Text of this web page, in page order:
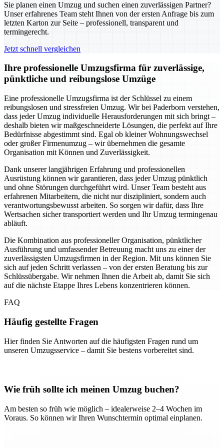
Sie planen einen Umzug und suchen einen zuverlässigen Partner?
Unser erfahrenes Team steht Ihnen von der ersten Anfrage bis zum
letzten Karton zur Seite – professionell, transparent und
termingerecht.
Jetzt schnell vergleichen
Ihre professionelle Umzugsfirma für zuverlässige,
pünktliche und reibungslose Umzüge
Eine professionelle Umzugsfirma ist der Schlüssel zu einem
reibungslosen und stressfreien Umzug. Wir bei Paderborn verstehen,
dass jeder Umzug individuelle Herausforderungen mit sich bringt –
deshalb bieten wir maßgeschneiderte Lösungen, die perfekt auf Ihre
Bedürfnisse abgestimmt sind. Egal ob kleiner Wohnungswechsel
oder großer Firmenumzug – wir übernehmen die gesamte
Organisation mit Können und Zuverlässigkeit.
Dank unserer langjährigen Erfahrung und professionellen
Ausrüstung können wir garantieren, dass jeder Umzug pünktlich
und ohne Störungen durchgeführt wird. Unser Team besteht aus
erfahrenen Mitarbeitern, die nicht nur diszipliniert, sondern auch
verantwortungsbewusst arbeiten. So sorgen wir dafür, dass Ihre
Wertsachen sicher transportiert werden und Ihr Umzug termingenau
abläuft.
Die Kombination aus professioneller Organisation, pünktlicher
Ausführung und umfassender Betreuung macht uns zu einer der
zuverlässigsten Umzugsfirmen in der Region. Mit uns können Sie
sich auf jeden Schritt verlassen – von der ersten Beratung bis zur
Schlüssübergabe. Wir nehmen Ihnen die Arbeit ab, damit Sie sich
auf die nächste Etappe Ihres Lebens konzentrieren können.
FAQ
Häufig gestellte Fragen
Hier finden Sie Antworten auf die häufigsten Fragen rund um
unseren Umzugsservice – damit Sie bestens vorbereitet sind.
Wie früh sollte ich meinen Umzug buchen?
Am besten so früh wie möglich – idealerweise 2–4 Wochen im
Voraus. So können wir Ihren Wunschtermin optimal einplanen.